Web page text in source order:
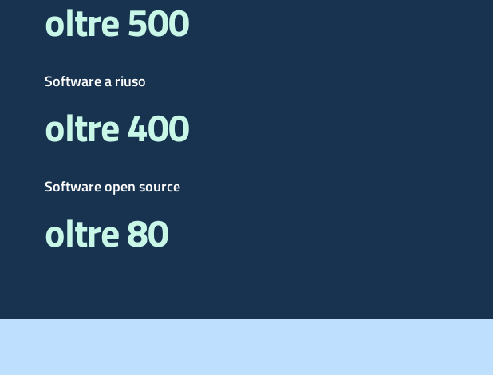
oltre 500
Software a riuso
oltre 400
Software open source
oltre 80